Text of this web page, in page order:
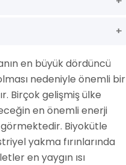
en büyük dördüncü
nedeniyle önemli bir
Birçok gelişmiş ülke
en önemli enerji
Biyokütle
yakma fırınlarında
en yaygın ısı